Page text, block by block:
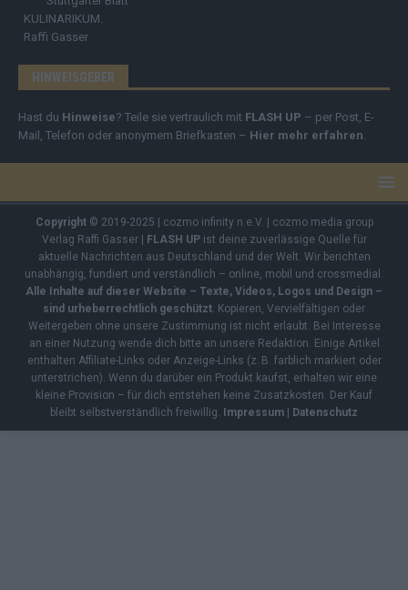
KULINARIKUM.
Raffi Gasser
HINWEISGEBER
Hast du Hinweise? Teile sie vertraulich mit FLASH UP – per Post, E-
Mail, Telefon oder anonymem Briefkasten – Hier mehr erfahren
Copyright© 2019-2025 | cozmo infinity n.e.V. | cozmo media group
Verlag Raffi Gasser |
FLASH UPist deine zuverlässige Quelle für
aktuelle Nachrichten aus Deutschland und der Welt. Wir berichten
unabhängig, fundiert und verständlich – online, mobil und crossmedial.
Alle Inhalte auf dieser Website – Texte, Videos, Logos und Design –
sind urheberrechtlich geschützt. Kopieren, Vervielfältigen oder
Weitergeben ohne unsere Zustimmung ist nicht erlaubt. Bei Interesse
an einer Nutzung wende dich bitte an unsere Redaktion. Einige Artikel
enthalten Affiliate-Links oder Anzeige-Links (z. B. farblich markiert oder
unterstrichen). Wenn du darüber ein Produkt kaufst, erhalten wir eine
kleine Provision – für dich entstehen keine Zusatzkosten. Der Kauf
bleibt selbstverständlich freiwillig.
Impressum Datenschutz